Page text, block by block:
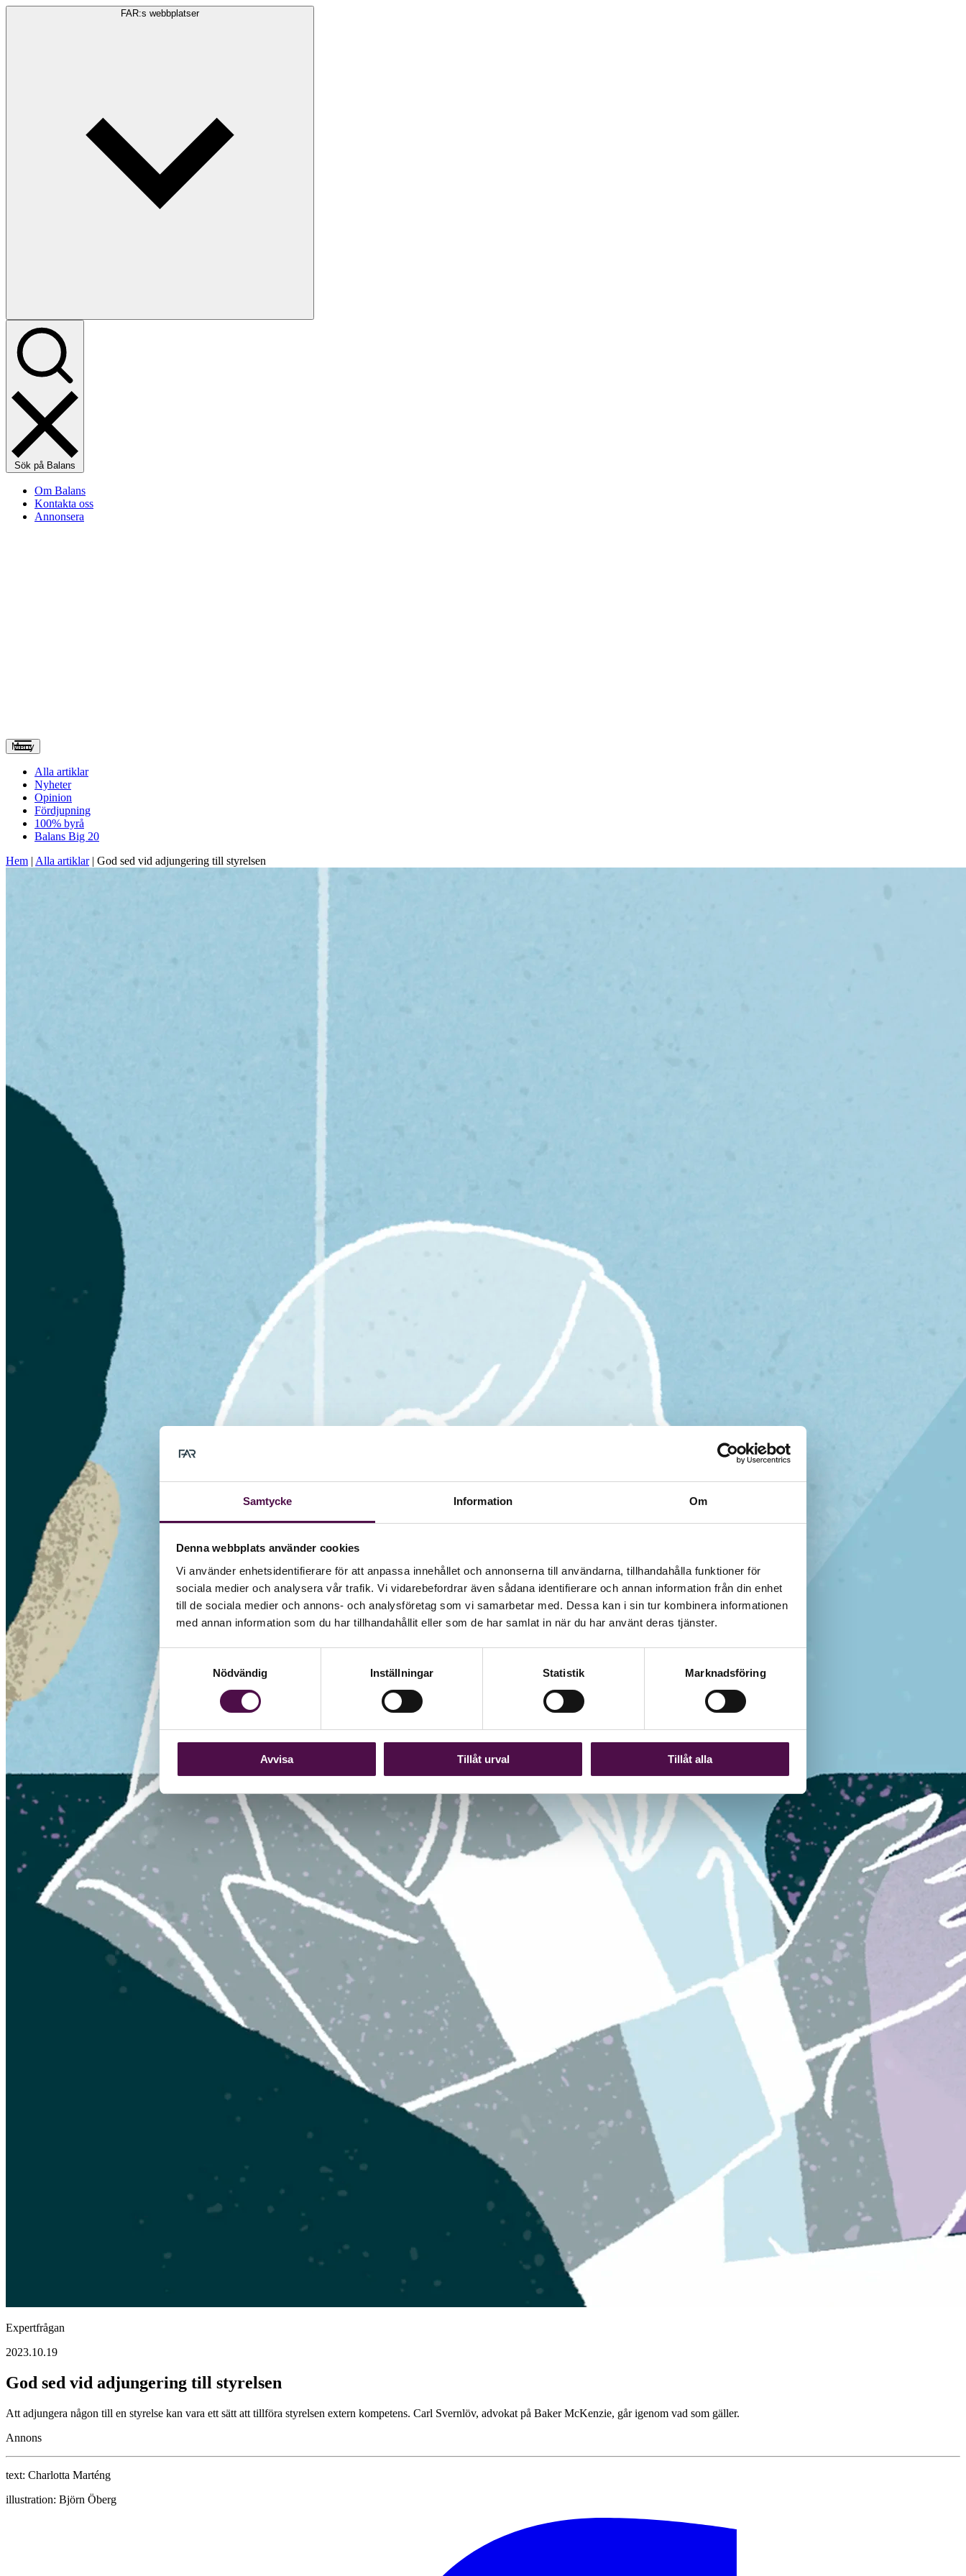
Samtycke Information Om
Denna webbplats använder cookies
Vi använder enhetsidentifierare för att anpassa innehållet och annonserna till användarna, tillhandahålla funktioner för
sociala medier och analysera vår trafik. Vi vidarebefordrar även sådana identifierare och annan information från din enhet
till de sociala medier och annons- och analysföretag som vi samarbetar med. Dessa kan i sin tur kombinera informationen
med annan information som du har tillhandahållit eller som de har samlat in när du har använt deras tjänster.
Samtyckesval
Nödvändig
Inställningar Statistik Marknadsföring
Avvisa Tillåt urval Tillåt alla
FAR:s webbplatser
Sök på Balans
Om Balans
Kontakta oss
Annonsera
Meny
Alla artiklar
Nyheter
Opinion
Fördjupning
100% byrå
Balans Big 20
Hem | Alla artiklar| God sed vid adjungering till styrelsen
Expertfrågan
2023.10.19
God sed vid adjungering till styrelsen
Att adjungera någon till en styrelse kan vara ett sätt att tillföra styrelsen extern kompetens. Carl Svernlöv, advokat på Baker McKenzie, går igenom vad som gäller.
Annons
text: Charlotta Marténg
illustration: Björn Öberg